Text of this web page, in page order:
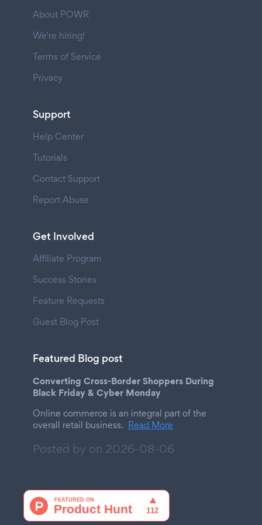
About POWR
We're hiring!
Terms of Service
Privacy
Support
Help Center
Tutorials
Contact Support
Report Abuse
Get Involved
Affiliate Program
Success Stories
Feature Requests
Guest Blog Post
Featured Blog post
Converting Cross-Border Shoppers During
Black Friday & Cyber Monday
Online commerce is an integral part of the
overall retail business. Read More
Posted by on 2026-08-06